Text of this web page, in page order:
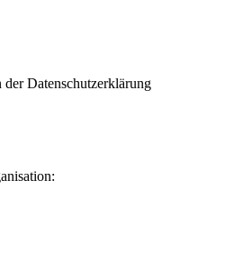
der Datenschutzerklärung